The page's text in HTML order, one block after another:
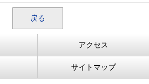
戻る
アクセス
サイトマップ